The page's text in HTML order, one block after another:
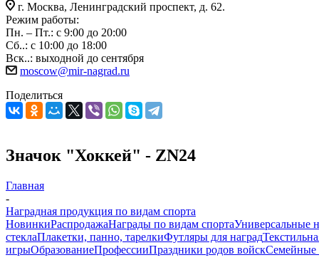
г. Москва, Ленинградский проспект, д. 62.
Режим работы:
Пн. – Пт.: с 9:00 до 20:00
Сб..: с 10:00 до 18:00
Вск..: выходной до сентября
moscow@mir-nagrad.ru
Поделиться
Значок "Хоккей" - ZN24
Главная
-
Наградная продукция по видам спорта
НовинкиРаспродажаНаграды по видам спортаУниверсальные
стеклаПлакетки, панно, тарелкиФутляры для наград
игрыОбразованиеПрофессииПраздники родов войскСемейные